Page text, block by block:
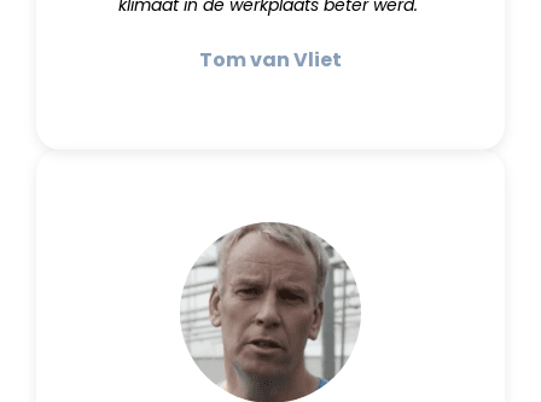
klimaat in de werkplaats beter werd.
Tom van Vliet